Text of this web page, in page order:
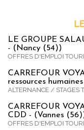
LE GROUPE
- (Nancy (54))
OFFRES D'EMPLOI
CARREFOUR
ressources
ALTERNANCE / STAGES
CARREFOUR
CDD - (Vannes
OFFRES D'EMPLOI